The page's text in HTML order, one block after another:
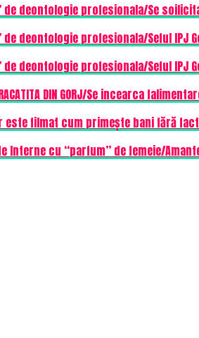
de deontologie profesionala/Se
de deontologie profesionala/Seful
de deontologie profesionala/Seful
DIN GORJ/Se incearca
este filmat cum primește bani fără
Interne cu “parfum” de femeie/